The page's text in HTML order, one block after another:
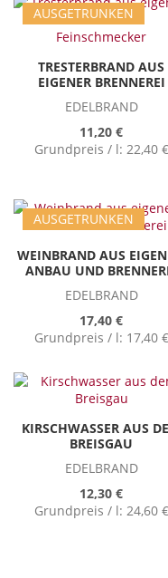
AUSGETRUNKEN
TRESTERBRAND AUS
EIGENER BRENNEREI
EDELBRAND
11,20 €
Grundpreis / l: 22,40 €
AUSGETRUNKEN
WEINBRAND AUS
ANBAU UND
EDELBRAND
17,40 €
Grundpreis / l: 17,40 €
KIRSCHWASSER AUS
BREISGAU
EDELBRAND
12,30 €
Grundpreis / l: 24,60 €